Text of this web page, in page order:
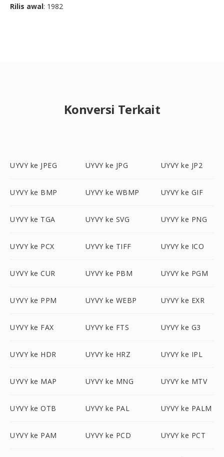
Rilis awal: 1982
Konversi Terkait
UYVY ke JPEG UYVY ke JPG UYVY ke JP2
UYVY ke BMP UYVY ke WBMP UYVY ke GIF
UYVY ke TGA UYVY ke SVG UYVY ke PNG
UYVY ke PCX UYVY ke TIFF UYVY ke ICO
UYVY ke CUR UYVY ke PBM UYVY ke PGM
UYVY ke PPM UYVY ke WEBP UYVY ke EXR
UYVY ke FAX UYVY ke FTS UYVY ke G3
UYVY ke HDR UYVY ke HRZ UYVY ke IPL
UYVY ke MAP UYVY ke MNG UYVY ke MTV
UYVY ke OTB UYVY ke PAL UYVY ke PALM
UYVY ke PAM UYVY ke PCD UYVY ke PCT